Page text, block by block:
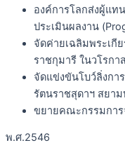
องค์การโลกส่งผู้แ
ประเมินผลงาน
จัดค่ายเฉลิมพระเกี
ราชกุมารี ในวโรก
จัดแข่งขันโบว์ลิ่งกา
รัตนราชสุดาฯ สยา
ขยายคณะกรรมการ
พ.ศ.2546